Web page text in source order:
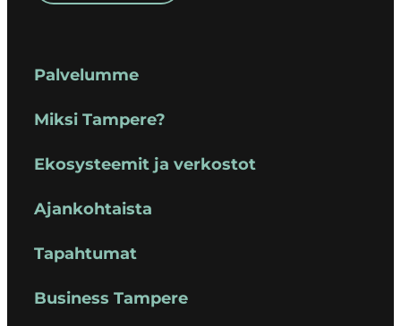
Palvelumme
Miksi Tampere?
Ekosysteemit ja verkostot
Ajankohtaista
Tapahtumat
Business Tampere